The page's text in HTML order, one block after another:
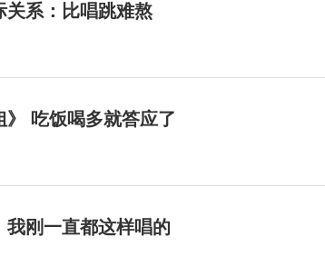
关系：比唱跳难熬
吃饭喝多就答应了
我刚一直都这样唱的